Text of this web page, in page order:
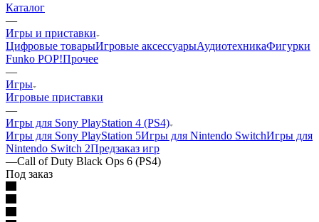
Каталог
—
Игры и приставки
Цифровые товарыИгровые аксессуарыАудиотехникаФигурки
Funko POP!Прочее
—
Игры
Игровые приставки
—
Игры для Sony PlayStation 4 (PS4)
Игры для Sony PlayStation 5Игры для Nintendo SwitchИгры для
Nintendo Switch 2Предзаказ игр
—Call of Duty Black Ops 6 (PS4)
Под заказ